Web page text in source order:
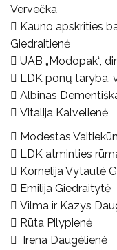
Vervečka
 Kauno apskrities
Giedraitienė
 UAB „Modopak“,
 LDK ponų taryba,
 Albinas
 Vitalija Kalvelienė
 Modestas
 LDK atminties
 Kornelija Vytautė
 Emilija Giedraitytė
 Vilma ir Kazys
 Rūta Pilypienė
 Irena Daugėlienė